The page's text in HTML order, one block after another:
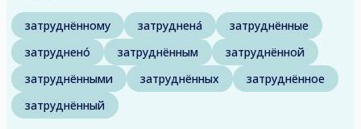
затруднённому затруднена́
затруднённые
затруднено́
затруднённым
затруднённой
затруднёнными
затруднённых
затруднённое
затруднённый